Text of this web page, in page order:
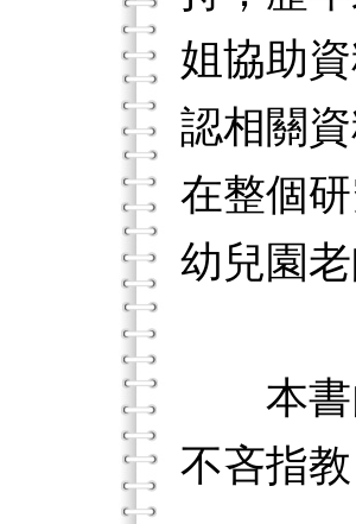
姐協助
認相關
在整個
幼兒園
本書內
不吝指